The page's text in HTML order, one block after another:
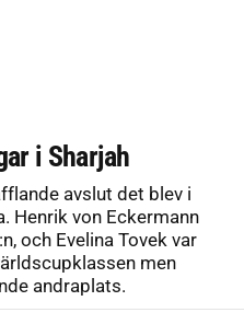
i Sharjah
avslut det blev i
Henrik von Eckermann
och Evelina Tovek var
men
andraplats.